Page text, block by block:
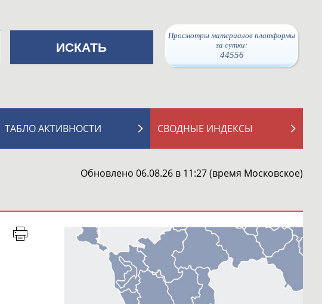
Просмотры материалов платформы
за сутки:
44556
СВОДНЫЕ ИНДЕКСЫ
ТАБЛО АКТИВНОСТИ
Обновлено 06.08.26 в 11:27 (время Московское)